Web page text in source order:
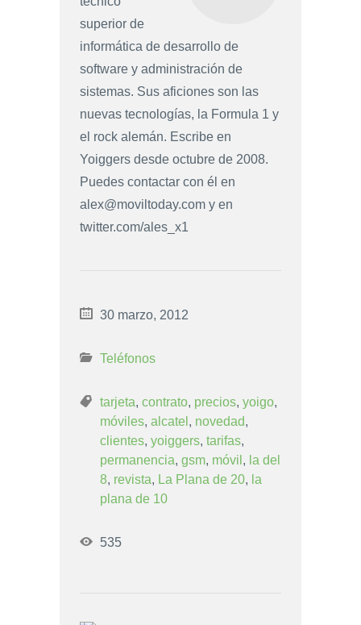
superior de
informática de desarrollo de
software y administración de
sistemas. Sus aficiones son las
nuevas tecnologías, la Formula 1 y
el rock alemán. Escribe en
Yoiggers desde octubre de 2008.
Puedes contactar con él en
alex@moviltoday.com y en
twitter.com/ales_x1
30 marzo, 2012
Teléfonos
tarjeta, contrato, precios, yoigo,
móviles, alcatel , novedad,
clientes, yoiggers, tarifas,
permanencia, gsm, móvil , la del
8, revista, La Plana de 20, la
plana de 10
535